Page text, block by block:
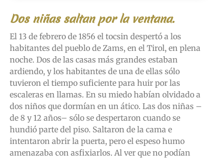
Dos niñas saltan por la ventana.
El 13 de febrero de 1856 el tocsin despertó a los
habitantes del pueblo de Zams, en el Tirol, en plena
noche. Dos de las casas más grandes estaban
ardiendo, y los habitantes de una de ellas sólo
tuvieron el tiempo suficiente para huir por las
escaleras en llamas. En su miedo habían olvidado a
dos niños que dormían en un ático. Las dos niñas –
de 8 y 12 años– sólo se despertaron cuando se
hundió parte del piso. Saltaron de la cama e
intentaron abrir la puerta, pero el espeso humo
amenazaba con asfixiarlos. Al ver que no podían